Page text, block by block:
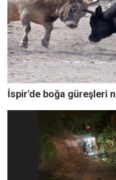
İspir'de boğa güreşleri